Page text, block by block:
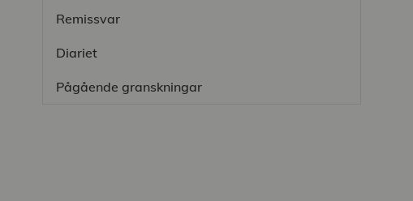
Remissvar
Diariet
Pågående granskningar